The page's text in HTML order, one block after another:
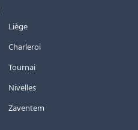
Liège
Charleroi
Tournai
Nivelles
Zaventem